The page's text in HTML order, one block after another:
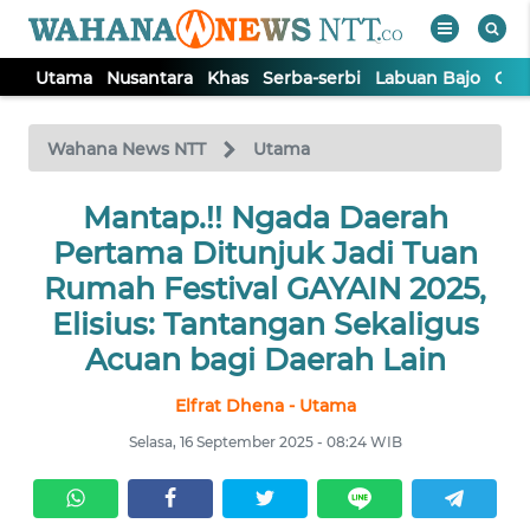
Utama Nusantara Khas Serba-serbi Labuan Bajo
Wahana News NTT Utama
Mantap.!! Ngada Daerah
Pertama Ditunjuk Jadi Tuan
Rumah Festival GAYAIN 2025,
Elisius: Tantangan Sekaligus
Acuan bagi Daerah Lain
Elfrat Dhena - Utama
Selasa, 16 September 2025 - 08:24 WIB
TV
Tutup
UTAMA
NUSANTARA
LABUAN